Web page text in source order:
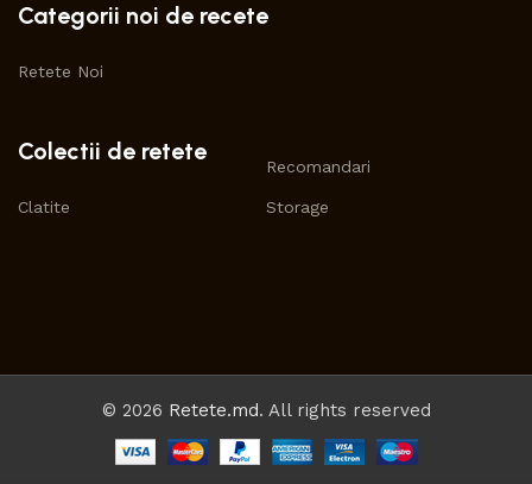
Categorii noi de recete
Retete Noi
Colectii de retete
Clatite
Recomandari
Storage
© 2026 Retete.md. All rights reserved